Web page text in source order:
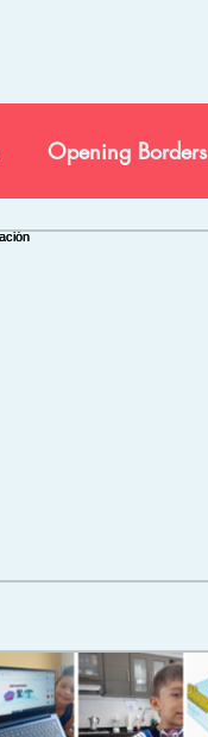
Opening Borders